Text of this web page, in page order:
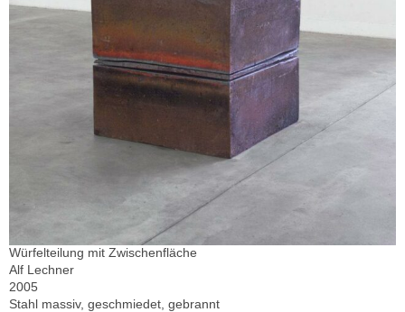
Würfelteilung mit Zwischenfläche
Alf Lechner
2005
Stahl massiv, geschmiedet, gebrannt